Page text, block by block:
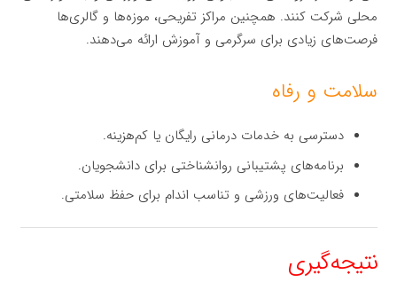
محلی شرکت کنند. همچنین مراکز تفریحی، موزه‌ها و گالری‌ها
فرصت‌های زیادی برای سرگرمی و آموزش ارائه می‌دهند.
سلامت و رفاه
دسترسی به خدمات درمانی رایگان یا کم‌هزینه.
برنامه‌های پشتیبانی روانشناختی برای دانشجویان.
فعالیت‌های ورزشی و تناسب اندام برای حفظ سلامتی.
نتیجه‌گیری